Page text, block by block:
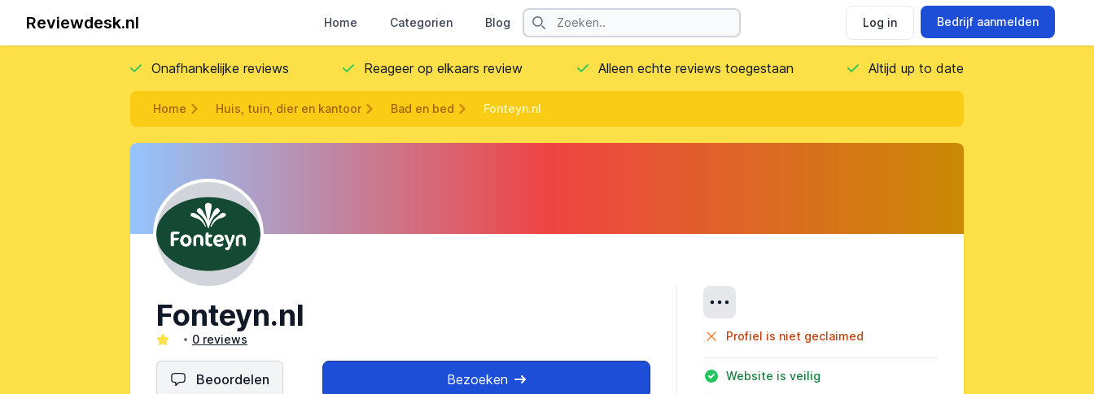
Reviewdesk.nl Home Categorien Blog Contact
Search
Log in Bedrijf aanmelden
Onafhankelijke reviews Reageer op elkaars review Alleen echte reviews toegestaan Altijd up to date
Home Huis, tuin, dier en kantoor Bad en bed Fonteyn.nl
Fonteyn.nl
0 reviews
Beoordelen Bezoeken
Profiel is niet geclaimed
Website is veilig